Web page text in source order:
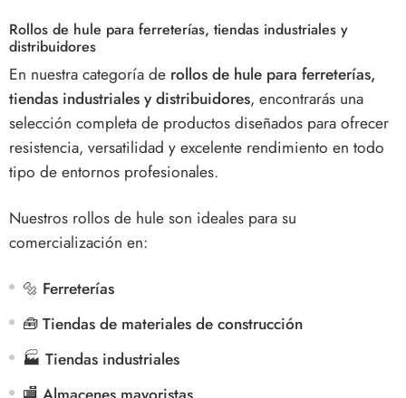
Rollos de hule para ferreterías, tiendas industriales y
distribuidores
En nuestra categoría de rollos de hule para ferreterías,
tiendas industriales y distribuidores, encontrarás una
selección completa de productos diseñados para ofrecer
resistencia, versatilidad y excelente rendimiento en todo
tipo de entornos profesionales.
Nuestros rollos de hule son ideales para su
comercialización en:
🔩 Ferreterías
🧰Tiendas de materiales de construcción
🏭 Tiendas industriales